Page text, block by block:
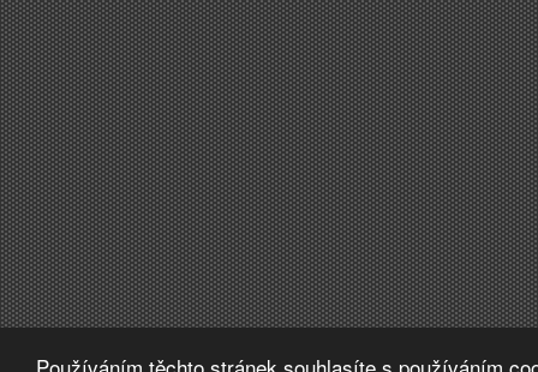
Používáním těchto stránek souhlasíte s používáním